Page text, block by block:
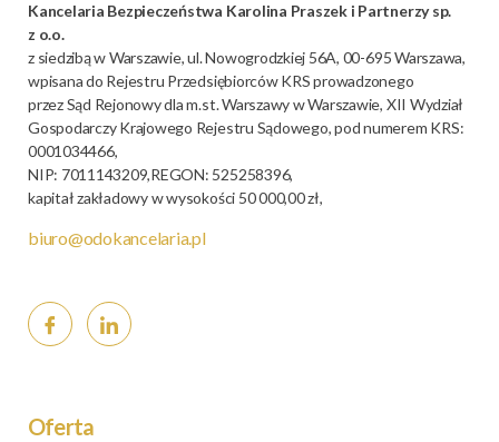
Kancelaria Bezpieczeństwa Karolina Praszek i Partnerzy sp.
z o.o.
z siedzibą w Warszawie, ul. Nowogrodzkiej 56A, 00-695 Warszawa,
wpisana do Rejestru Przedsiębiorców KRS prowadzonego
przez Sąd Rejonowy dla m.st. Warszawy w Warszawie, XII Wydział
Gospodarczy Krajowego Rejestru Sądowego, pod numerem KRS:
0001034466,
NIP: 7011143209,REGON: 525258396,
kapitał zakładowy w wysokości 50 000,00 zł,
biuro@odokancelaria.pl
Oferta